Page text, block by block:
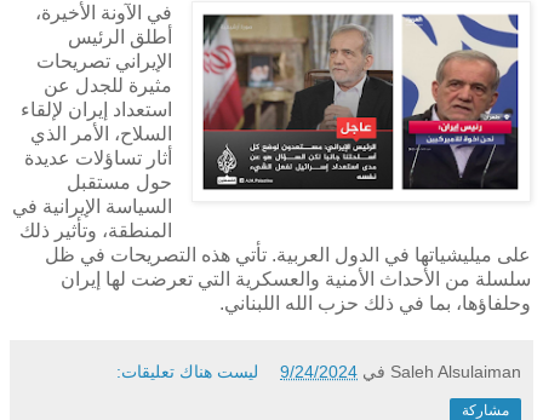
في الآونة الأخيرة،
أطلق الرئيس
الإيراني تصريحات
مثيرة للجدل عن
استعداد إيران لإلقاء
السلاح، الأمر الذي
أثار تساؤلات عديدة
حول مستقبل
السياسة الإيرانية في
المنطقة، وتأثير ذلك
على ميليشياتها في الدول العربية. تأتي هذه التصريحات في ظل
سلسلة من الأحداث الأمنية والعسكرية التي تعرضت لها إيران
وحلفاؤها، بما في ذلك حزب الله اللبناني.
Saleh Alsulaiman في 9/24/2024 ليست هناك تعليقات:
مشاركة